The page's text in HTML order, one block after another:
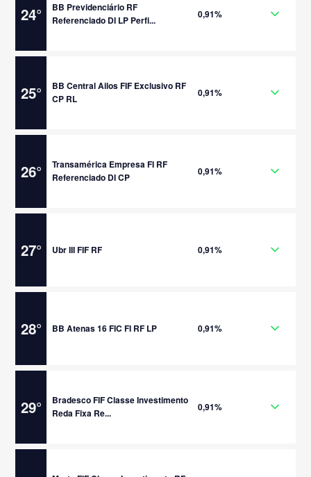
24°
BB Previdenciário RF
Referenciado DI LP Perfi...
0,91%
25°
BB Central Ailos FIF Exclusivo RF
CP RL
0,91%
26°
Transamérica Empresa FI RF
Referenciado DI CP
0,91%
27° Ubr III FIF RF 0,91%
28° BB Atenas 16 FIC FI RF LP 0,91%
29°
Bradesco FIF Classe Investimento
Reda Fixa Re...
0,91%